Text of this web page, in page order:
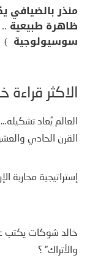
منذر بالضيافي
ظاهرة طبيعية
سوسيولوجية )
الأكثر قراءة
العالم يُعاد
القرن الحادي
إستراتيجية
خالد شوكات يكتب
والأتراك” ؟